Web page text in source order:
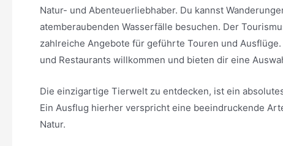
Natur- und Abenteuerliebhaber. Du kannst
atemberaubenden Wasserfälle besuchen. Der
zahlreiche Angebote für geführte Touren und
und Restaurants willkommen und bieten dir eine
Die einzigartige Tierwelt zu entdecken, ist ein
Ein Ausflug hierher verspricht eine beeindruckende
Natur.